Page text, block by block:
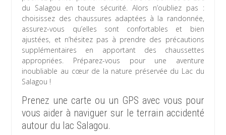
du Salagou en toute sécurité. Alors n’oubliez pas :
choisissez des chaussures adaptées à la randonnée,
assurez-vous qu’elles sont confortables et bien
ajustées, et n’hésitez pas à prendre des précautions
supplémentaires en apportant des chaussettes
appropriées. Préparez-vous pour une aventure
inoubliable au cœur de la nature préservée du Lac du
Salagou !
Prenez une carte ou un GPS avec vous pour
vous aider à naviguer sur le terrain accidenté
autour du lac Salagou.